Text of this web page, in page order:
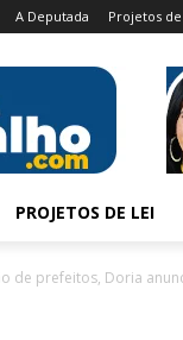
A Deputada Projetos
PROJETOS DE LEI
de prefeitos, Doria